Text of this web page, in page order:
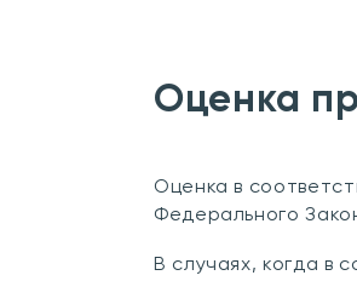
Оценка
Оценка в
Федерального
В случаях, когда в